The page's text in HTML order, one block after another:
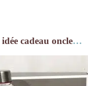
idée cadeau oncle…